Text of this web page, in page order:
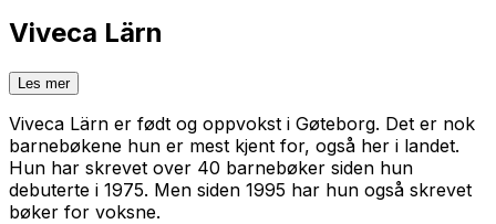
Viveca Lärn
Les mer
Viveca Lärn er født og oppvokst i Gøteborg. Det er nok
barnebøkene hun er mest kjent for, også her i landet.
Hun har skrevet over 40 barnebøker siden hun
debuterte i 1975. Men siden 1995 har hun også skrevet
bøker for voksne.